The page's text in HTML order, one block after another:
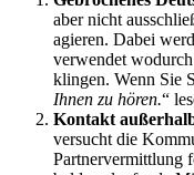
aber nicht
agieren. Dabei
verwendet
klingen. Wenn Sie
Ihnen zu hören.“
Kontakt
versucht die
Partnervermittlung